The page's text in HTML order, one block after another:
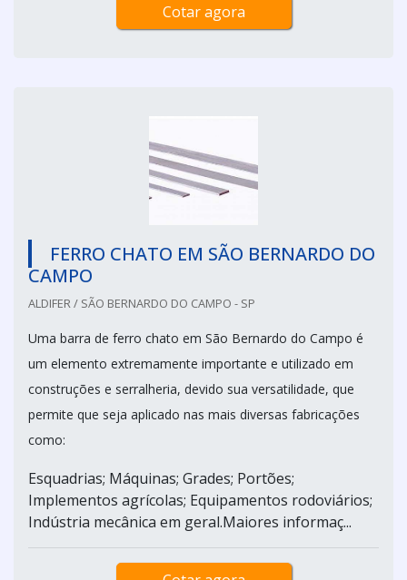
Cotar agora
FERRO CHATO EM SÃO BERNARDO DO
CAMPO
ALDIFER / SÃO BERNARDO DO CAMPO - SP
Uma barra de ferro chato em São Bernardo do Campo é
um elemento extremamente importante e utilizado em
construções e serralheria, devido sua versatilidade, que
permite que seja aplicado nas mais diversas fabricações
como:
Esquadrias; Máquinas; Grades; Portões;
Implementos agrícolas; Equipamentos rodoviários;
Indústria mecânica em geral.Maiores informaç...